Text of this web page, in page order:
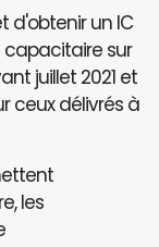
d'obtenir un IC
capacitaire sur
juillet 2021 et
ceux délivrés à
les